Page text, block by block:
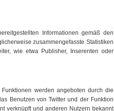
Informationen gemäß den
zusammengefasste Statistiken
wie etwa Publisher, Inserenten oder
werden angeboten durch die
Benutzen von Twitter und der Funktion
verknüpft und anderen Nutzern bekannt